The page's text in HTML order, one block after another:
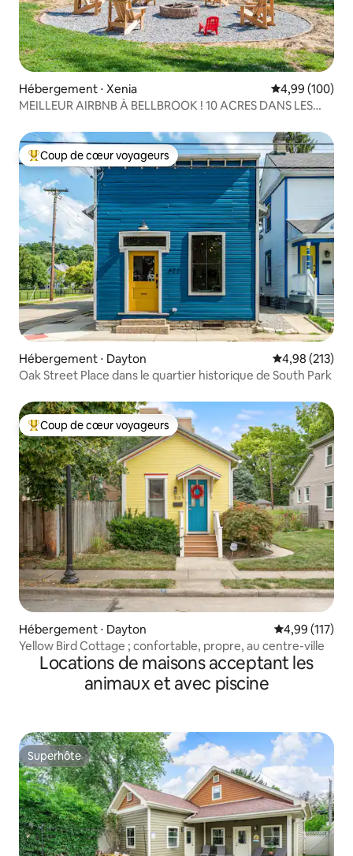
Hébergement ⋅ Xenia Évaluation
4,99 (100)
MEILLEUR AIRBNB À BELLBROOK ! 10 ACRES DANS LES
Coups de cœur voyageurs les plus appréciés
Coup de cœur voyageurs
Hébergement ⋅ Dayton Évaluation
4,98 (213)
Oak Street Place dans le quartier historique de South Park
Coups de cœur voyageurs les plus appréciés
Coup de cœur voyageurs
Hébergement ⋅ Dayton Évaluation
4,99 (117)
Yellow Bird Cottage ; confortable, propre, au centre-ville
Locations de maisons acceptant les
animaux et avec piscine
Superhôte
Superhôte